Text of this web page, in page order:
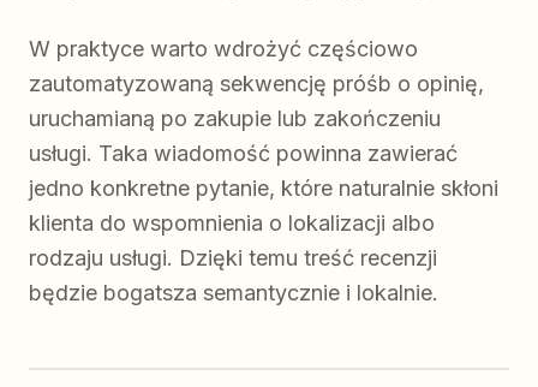
W praktyce warto wdrożyć częściowo
zautomatyzowaną sekwencję próśb o opinię,
uruchamianą po zakupie lub zakończeniu
usługi. Taka wiadomość powinna zawierać
jedno konkretne pytanie, które naturalnie skłoni
klienta do wspomnienia o lokalizacji albo
rodzaju usługi. Dzięki temu treść recenzji
będzie bogatsza semantycznie i lokalnie.